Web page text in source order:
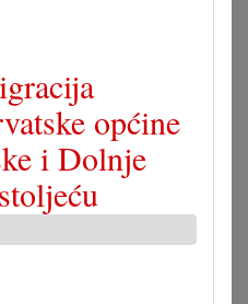
općine
i Dolnje